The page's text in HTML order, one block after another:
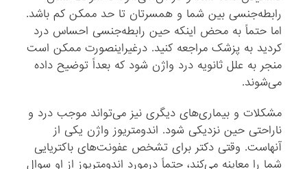
رابطه‌جنسی بین شما و همسرتان تا حد ممکن کم باشد.
اما حتماً به محض اینکه حین رابطه‌جنسی احساس درد
کردید به پزشک مراجعه کنید. درغیراینصورت ممکن است
منجر به علل ثانویه درد واژن شود که بعداً توضیح داده
می‌شوند.
مشکلات و بیماری‌های دیگری نیز می‌تواند موجب درد و
ناراحتی حین نزدیکی شود. اندومتریوز واژن یکی از
آنهاست. وقتی دکتر برای تشخص عفونت‌های باکتریایی
شما را معاینه می‌کند، حتماً درمورد اندومتریوز از او سوال